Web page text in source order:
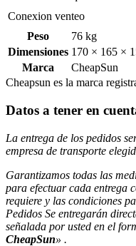
Conexion venteo
Peso
76 kg
Dimensiones 170 × 165 ×
Marca
CheapSun
Cheapsun es la marca
Datos a tener en
La entrega de los pedidos
empresa de transporte
Garantizamos todas las
para efectuarcada entrega
requiere y las condiciones
Pedidos Se entregarán
señalada por usted en el
CheapSun» .